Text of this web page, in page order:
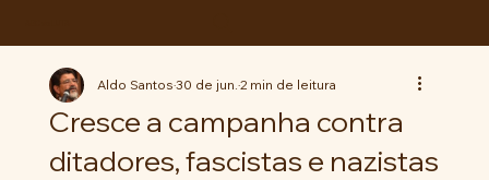
Cresce a campanha contra
ditadores, fascistas e nazistas
Aldo Santos30 de jun.2 min de leitura